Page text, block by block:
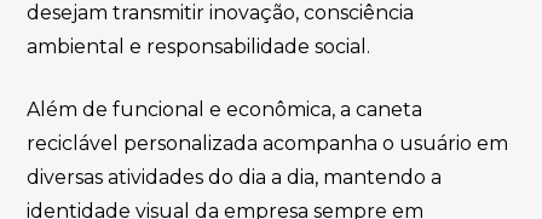
desejam transmitir inovação, consciência
ambiental e responsabilidade social.
Além de funcional e econômica, a caneta
reciclável personalizada acompanha o usuário em
diversas atividades do dia a dia, mantendo a
identidade visual da empresa sempre em